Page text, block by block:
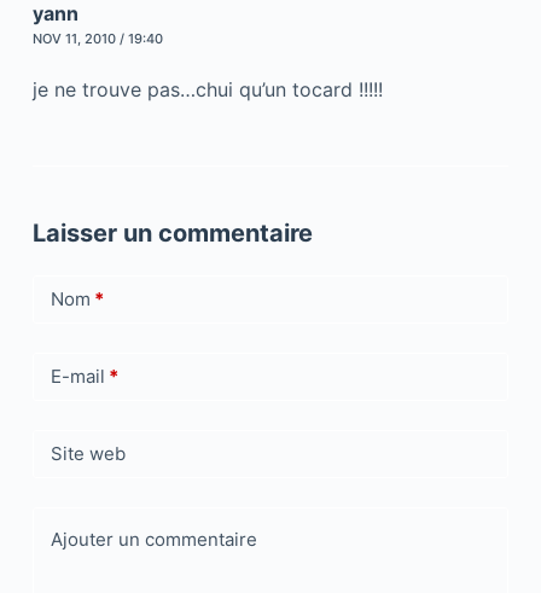
yann
NOV 11, 2010 / 19:40
je ne trouve pas…chui qu’un tocard !!!!!
Laisser un commentaire
Nom *
E-mail *
Site web
Ajouter un commentaire